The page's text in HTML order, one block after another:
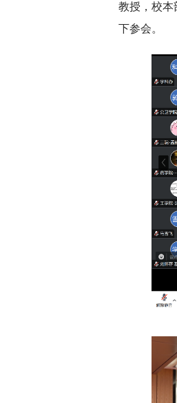
教授，校本
下参会。